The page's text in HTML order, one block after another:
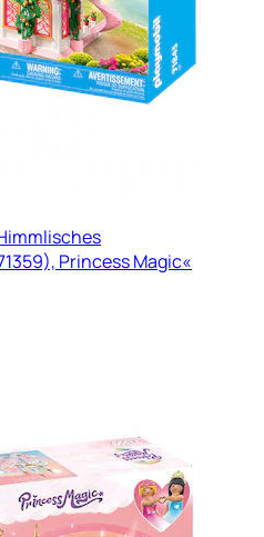
Princess Magic«